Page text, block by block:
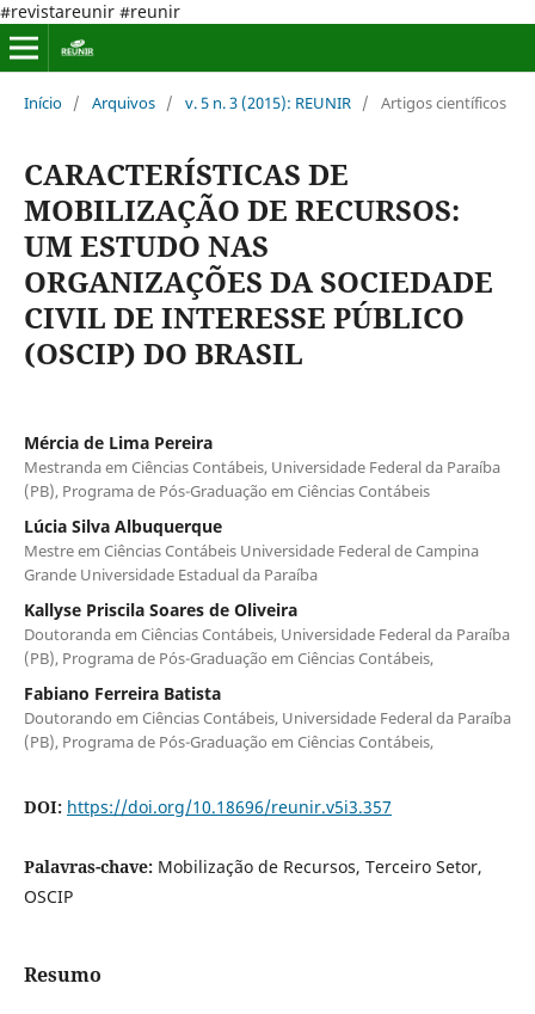
#revistareunir #reunir
Início / Arquivos / v. 5 n. 3 (2015): REUNIR / Artigos científicos
CARACTERÍSTICAS DE
MOBILIZAÇÃO DE RECURSOS:
UM ESTUDO NAS
ORGANIZAÇÕES DA SOCIEDADE
CIVIL DE INTERESSE PÚBLICO
(OSCIP) DO BRASIL
Mércia de Lima Pereira
Mestranda em Ciências Contábeis, Universidade Federal da Paraíba
(PB), Programa de Pós-Graduação em Ciências Contábeis
Lúcia Silva Albuquerque
Mestre em Ciências Contábeis Universidade Federal de Campina
Grande Universidade Estadual da Paraíba
Kallyse Priscila Soares de Oliveira
Doutoranda em Ciências Contábeis, Universidade Federal da Paraíba
(PB), Programa de Pós-Graduação em Ciências Contábeis,
Fabiano Ferreira Batista
Doutorando em Ciências Contábeis, Universidade Federal da Paraíba
(PB), Programa de Pós-Graduação em Ciências Contábeis,
DOI: https://doi.org/10.18696/reunir.v5i3.357
Palavras-chave: Mobilização de Recursos, Terceiro Setor,
OSCIP
Resumo